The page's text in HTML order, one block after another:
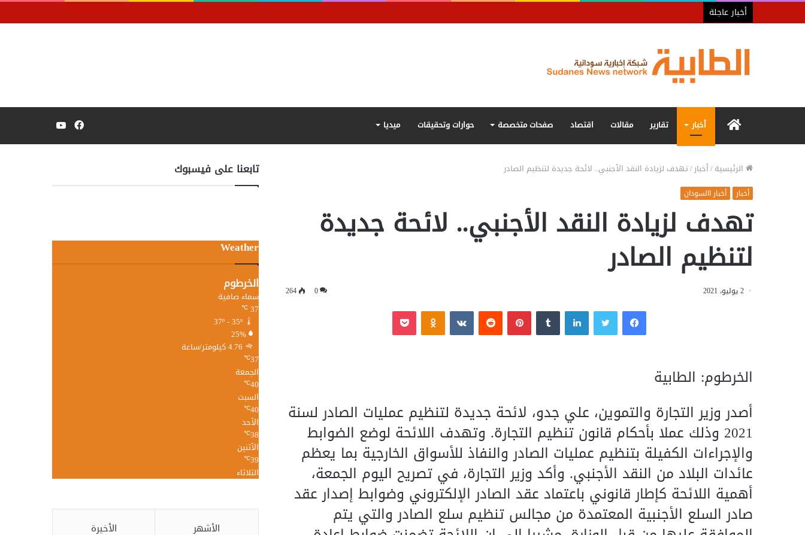
أخبار عاجلة
الرئيسيةأخبار تقارير مقالات اقتصاد صفحات متخصصة حوارات وتحقيقات ميديا فيسبوك
الرئيسية/أخبار/تهدف لزيادة النقد الأجنبي.. لائحة جديدة لتنظيم الصادر
أخبار أخبار االسودان
تهدف لزيادة النقد الأجنبي.. لائحة جديدة
لتنظيم الصادر
2 يوليو، 2021 0
264
فيسبوك لينكدإن بينتيريست
الخرطوم: الطابية
أصدر وزير التجارة والتموين، علي جدو، لائحة جديدة لتنظيم عمليات الصادر لسنة
2021 وذلك عملا بأحكام قانون تنظيم التجارة. وتهدف اللائحة لوضع الضوابط
والإجراءات الكفيلة بتنظيم عمليات الصادر والنفاذ للأسواق الخارجية بما يعظم
عائدات البلاد من النقد الأجنبي. وأكد وزير التجارة، في تصريح اليوم الجمعة،
أهمية اللائحة كإطار قانوني باعتماد عقد الصادر الإلكتروني وضوابط إصدار عقد
صادر السلع الأجنبية المعتمدة من مجالس تنظيم سلع الصادر والتي يتم
تابعنا على فيسبوك
Weather
الخرطوم
سماء صافية
37
℃
37º - 35º
25%
4.76 كيلومتر/ساعة
37
℃
الجمعة
40
℃
السبت
40
℃
الأحد
38
℃
الأثنين
39
℃
الثلاثاء
الأشهر الأخيرة